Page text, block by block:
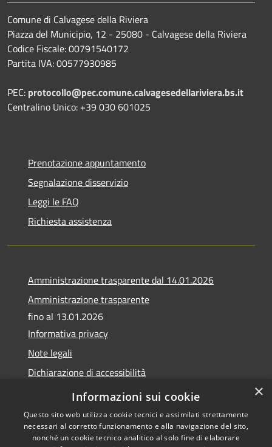
Comune di Calvagese della Riviera
Piazza del Municipio, 12 - 25080 - Calvagese della Riviera
Codice Fiscale: 00791540172
Partita IVA: 00577930985
PEC: protocollo@pec.comune.calvagesedellariviera.bs.it
Centralino Unico: +39 030 601025
Prenotazione appuntamento
Segnalazione disservizio
Leggi le FAQ
Richiesta assistenza
Amministrazione trasparente dal 14.01.2026
Amministrazione trasparente
fino al 13.01.2026
Informativa privacy
Note legali
Dichiarazione di accessibilità
Obiettivi di accessibilità
×
Informazioni sui cookie
Questo sito web utilizza cookie tecnici e assimilati strettamente
necessari al corretto funzionamento e alla navigazione del sito,
nonché un cookie tecnico analitico al solo fine di elaborare